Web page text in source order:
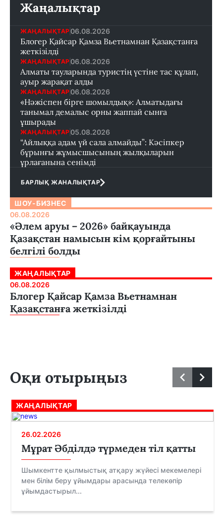
Жаңалықтар
ЖАҢАЛЫҚТАР 06.08.2026
Блогер Қайсар Қамза Вьетнамнан Қазақстанға
жеткізілді
ЖАҢАЛЫҚТАР 06.08.2026
Алматы тауларында туристің үстіне тас құлап,
ауыр жарақат алды
ЖАҢАЛЫҚТАР 06.08.2026
«Нәжіспен бірге шомылдық»: Алматыдағы
танымал демалыс орны жаппай сынға
ұшырады
ЖАҢАЛЫҚТАР 05.08.2026
“Айлыққа адам үй сала алмайды”: Кәсіпкер
бұрынғы жұмысшысының жылқыларын
ұрлағанына сенімді
БАРЛЫҚ ЖАНАЛЫҚТАР
ШОУ-БИЗНЕС
06.08.2026
«Әлем аруы – 2026» байқауында
Қазақстан намысын кім қорғайтыны
белгілі болды
ЖАҢАЛЫҚТАР
06.08.2026
Блогер Қайсар Қамза Вьетнамнан
Қазақстанға жеткізілді
Оқи отырыңыз
ЖАҢАЛЫҚТАР
26.02.2026
Мұрат Әбділдә түрмеден тіл қатты
Шымкентте қылмыстық атқару жүйесі мекемелері
мен білім беру ұйымдары арасында телекөпір
ұйымдастырыл...